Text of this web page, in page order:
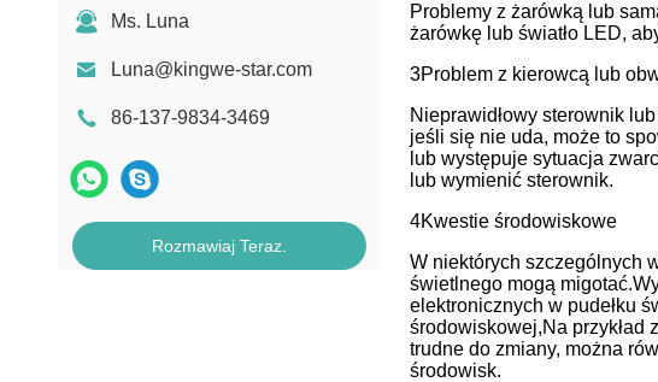
Ms. Luna
Luna@kingwe-star.com
86-137-9834-3469
Rozmawiaj Teraz.
Problemy z żarówką lub
żarówkę lub światło LED,
3Problem z kierowcą lub
Nieprawidłowy sterownik
jeśli się nie uda, może to
lub występuje sytuacja
lub wymienić sterownik.
4Kwestie środowiskowe
W niektórych szczególnych
świetlnego mogą
elektronicznych w pudełku
środowiskowej,Na przykład
trudne do zmiany, można
środowisk.